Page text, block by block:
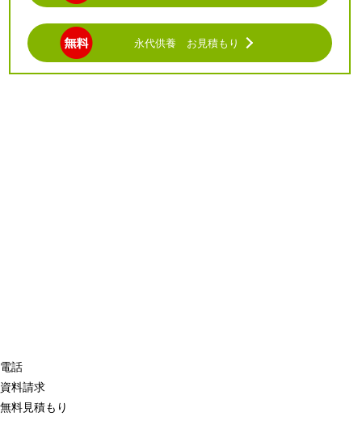
永代供養 お見積もり
電話
資料請求
無料見積もり